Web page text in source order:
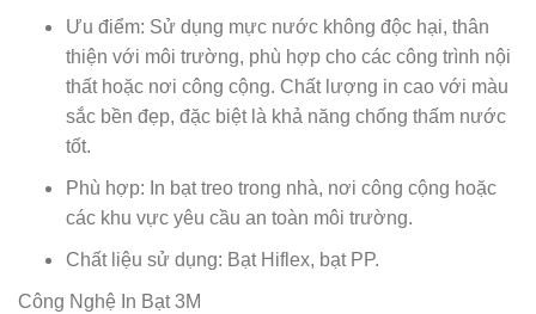
Ưu điểm: Sử dụng mực nước không độc hại, thân
thiện với môi trường, phù hợp cho các công trình nội
thất hoặc nơi công cộng. Chất lượng in cao với màu
sắc bền đẹp, đặc biệt là khả năng chống thấm nước
tốt.
Phù hợp: In bạt treo trong nhà, nơi công cộng hoặc
các khu vực yêu cầu an toàn môi trường.
Chất liệu sử dụng: Bạt Hiflex, bạt PP.
Công Nghệ In Bạt 3M